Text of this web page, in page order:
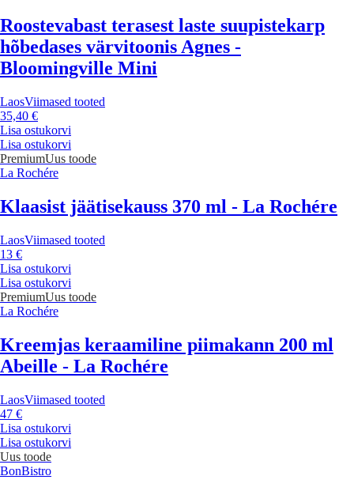
Roostevabast terasest laste suupistekarp
hõbedases värvitoonis Agnes -
Bloomingville Mini
LaosViimased tooted
35,40 €
Lisa ostukorvi
Lisa ostukorvi
PremiumUus toode
La Rochére
Klaasist jäätisekauss 370 ml - La Rochére
LaosViimased tooted
13 €
Lisa ostukorvi
Lisa ostukorvi
PremiumUus toode
La Rochére
Kreemjas keraamiline piimakann 200 ml
Abeille - La Rochére
LaosViimased tooted
47 €
Lisa ostukorvi
Lisa ostukorvi
Uus toode
BonBistro